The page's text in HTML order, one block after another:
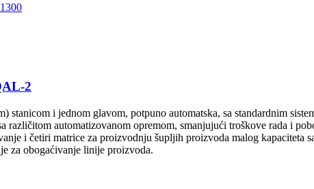
2
stanicom i jednom glavom, potpuno automatska, sa standardnim
različitom automatizovanom opremom, smanjujući troškove rada i
i četiri matrice za proizvodnju šupljih proizvoda malog kapaciteta
za obogaćivanje linije proizvoda.